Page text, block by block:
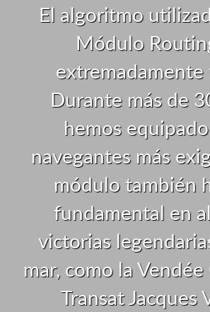
El algoritmo
Módulo
extremadamente
Durante más de
hemos
navegantes más
módulo también
fundamental en
victorias
mar, como la
Transat Jacques